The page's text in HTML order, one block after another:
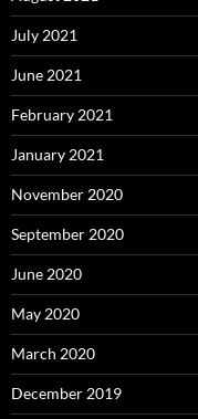
July 2021
June 2021
February 2021
January 2021
November 2020
September 2020
June 2020
May 2020
March 2020
December 2019